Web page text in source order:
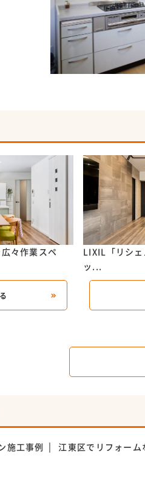
々作業スペ
LIXIL「リシェ
ッ...
施工事例 江東区でリフォーム